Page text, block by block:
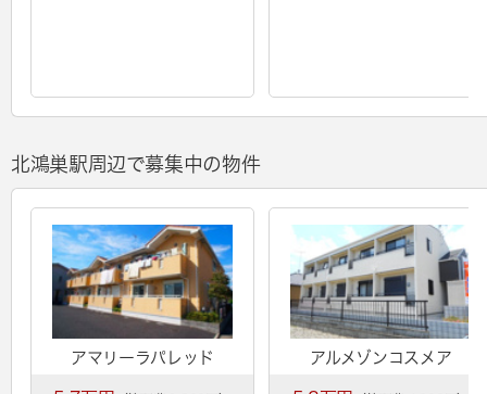
北鴻巣駅周辺で募集中の物件
アマリーラパレッド アルメゾンコスメア